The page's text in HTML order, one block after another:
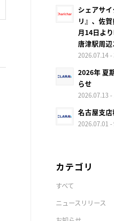
シェアサ
リ』、佐
月14日よ
唐津駅周
2026.07.14
2026年 夏
らせ
2026.07.13
名古屋支
2026.07.01
カテゴリ
すべて
ニュースリリース